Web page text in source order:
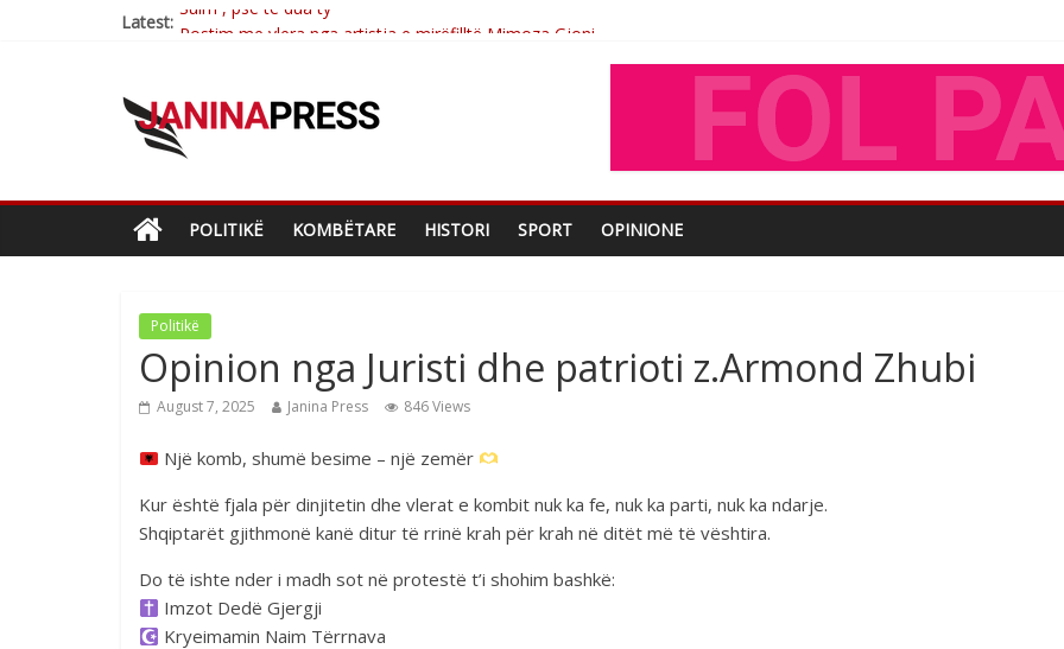
Latest: Postim me vlera nga artistja e mirëfilltë Mimoza Gjoni
Brahim Çekaj njē veprimtar i respektuar i çeshtjës kombëtare
Sulm , pse të dua ty
POLITIKË KOMBËTARE HISTORI SPORT OPINIONE
Politikë
Opinion nga Juristi dhe patrioti z.Armond Zhubi
August 7, 2025 Janina Press 846 Views
Një komb, shumë besime – një zemër
Kur është fjala për dinjitetin dhe vlerat e kombit nuk ka fe, nuk ka parti, nuk ka ndarje.
Shqiptarët gjithmonë kanë ditur të rrinë krah për krah në ditët më të vështira.
Do të ishte nder i madh sot në protestë t’i shohim bashkë:
Imzot Dedë Gjergji
Kryeimamin Naim Tërrnava